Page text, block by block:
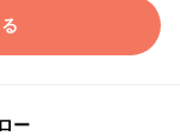
ー